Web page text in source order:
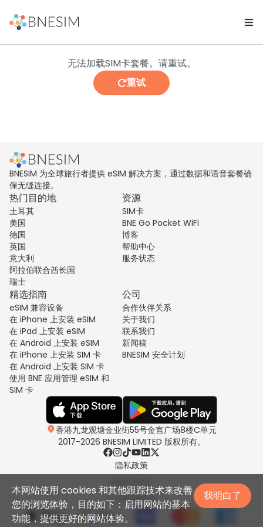
无法加载SIM卡套餐。请重试。
重试
BNESIM 为全球旅行者提供 eSIM 解决方案，通过数据和语音套餐确
保无缝连接。
热门目的地
土耳其
美国
德国
英国
意大利
阿拉伯联合酋长国
瑞士
资源
SIM卡
BNE Go Pocket WiFi
博客
帮助中心
服务状态
精选指南
eSIM 兼容设备
在 iPhone 上安装 eSIM
在 iPad 上安装 eSIM
在 Android 上安装 eSIM
在 iPhone 上安装 SIM 卡
在 Android 上安装 SIM 卡
使用 BNE 应用管理 eSIM 和
SIM 卡
公司
合作伙伴关系
关于我们
联系我们
新闻稿
BNESIM 安全计划
香港九龙观塘金业街55号金宫广场8楼C单元
2017-2026 BNESIM LIMITED 版权所有。
隐私政策
公平使用政策
本网站使用 cookies 和其他跟踪技术来改善
您的浏览体验，目的如下：启用网站的基本
功能，提供更好的网站体验。
我明白了